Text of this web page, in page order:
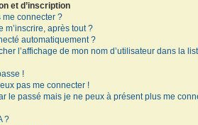
et d’inscription
me connecter ?
m’inscrire, après tout ?
automatiquement ?
l’affichage de mon nom d’utilisateur dans la
!
pas me connecter !
le passé mais je ne peux à présent plus me
?